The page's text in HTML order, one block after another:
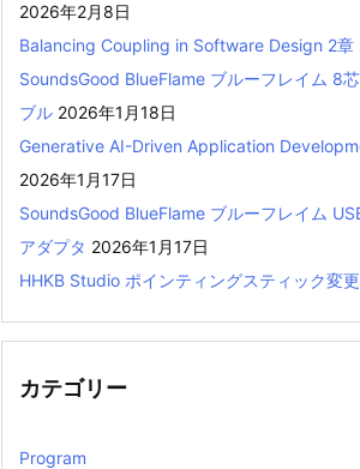
2026年2月8日
Balancing Coupling in Software Design 2章
SoundsGood BlueFlame ブルーフレイム 8
ブル 2026年1月18日
Generative AI-Driven Application
2026年1月17日
SoundsGood BlueFlame ブルーフレイム
アダプタ 2026年1月17日
HHKB Studio ポインティングスティック変更
カテゴリー
Program